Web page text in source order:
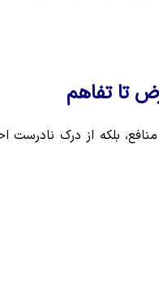
تا تفاهم
بلکه از درک